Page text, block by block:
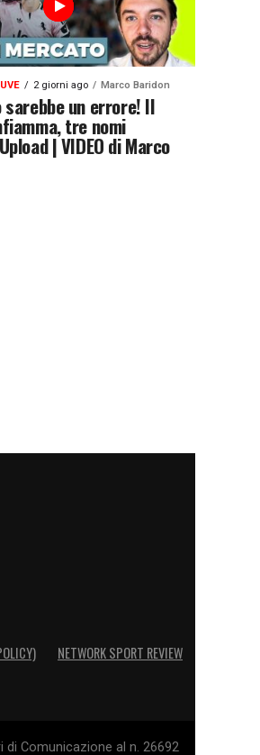
2 giorni ago Marco Baridon
sarebbe un errore! Il
tre nomi
| VIDEO di Marco
NETWORK SPORT REVIEW
Comunicazione al n. 26692